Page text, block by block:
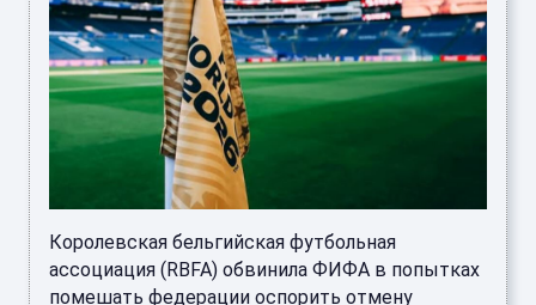
Королевская бельгийская футбольная
ассоциация (RBFA) обвинила ФИФА в попытках
помешать федерации оспорить отмену